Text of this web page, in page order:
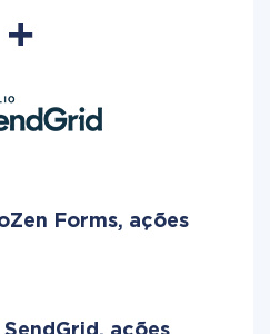
Forms, ações